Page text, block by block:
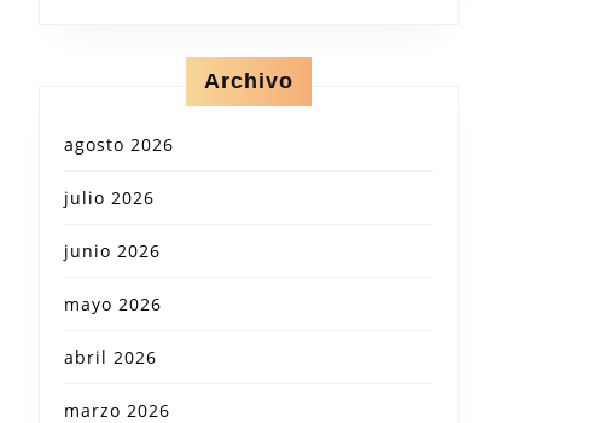
Archivo
agosto 2026
julio 2026
junio 2026
mayo 2026
abril 2026
marzo 2026